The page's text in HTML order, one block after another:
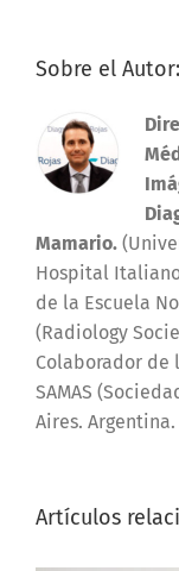
Sobre el Autor:
Mamario.
Hospital
de la Escuela
(Radiology
Colaborador de
SAMAS
Aires. Argentina.
Artículos